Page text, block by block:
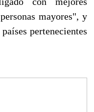
mayores", y
pertenecientes